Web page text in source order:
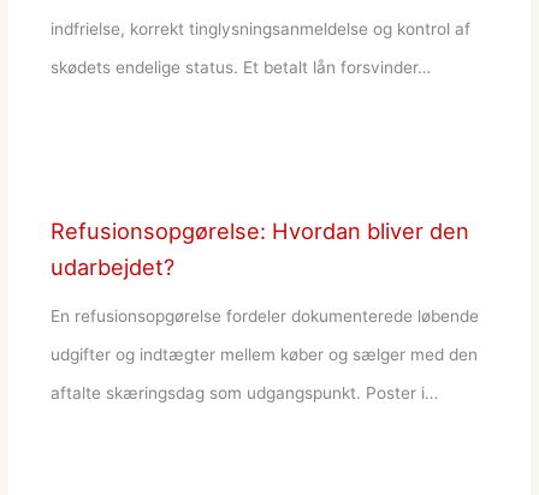
indfrielse, korrekt tinglysningsanmeldelse og kontrol af
skødets endelige status. Et betalt lån forsvinder…
Refusionsopgørelse: Hvordan bliver den
udarbejdet?
En refusionsopgørelse fordeler dokumenterede løbende
udgifter og indtægter mellem køber og sælger med den
aftalte skæringsdag som udgangspunkt. Poster i…